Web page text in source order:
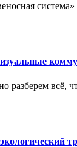
разберем всё,